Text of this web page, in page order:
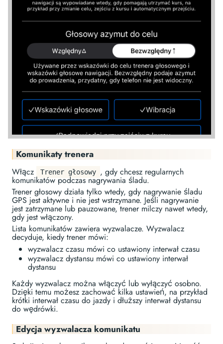
Komunikaty trenera
Włącz Trener głosowy , gdy chcesz regularnych
komunikatów podczas nagrywania śladu.
Trener głosowy działa tylko wtedy, gdy nagrywanie śladu
GPS jest aktywne i nie jest wstrzymane. Jeśli nagrywanie
jest zatrzymane lub pauzowane, trener milczy nawet wtedy,
gdy jest włączony.
Lista komunikatów zawiera wyzwalacze. Wyzwalacz
decyduje, kiedy trener mówi:
wyzwalacz czasu mówi co ustawiony interwał czasu
wyzwalacz dystansu mówi co ustawiony interwał
dystansu
Każdy wyzwalacz można włączyć lub wyłączyć osobno.
Dzięki temu możesz zachować kilka ustawień, na przykład
krótki interwał czasu do jazdy i dłuższy interwał dystansu
do wędrówki.
Edycja wyzwalacza komunikatu